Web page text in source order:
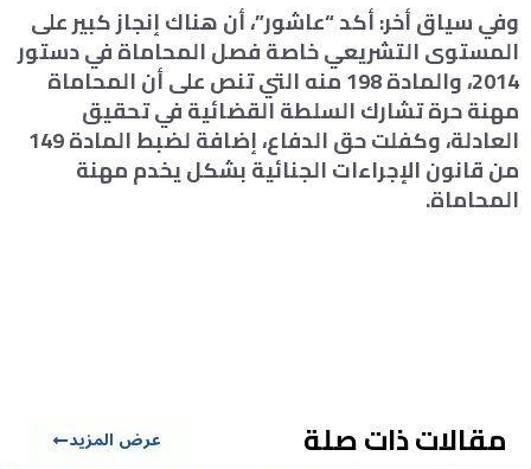
وفي سياق أخر: أكد “عاشور”، أن هناك إنجاز كبير على
المستوى التشريعي خاصة فصل المحاماة في دستور
2014، والمادة 198 منه التي تنص على أن المحاماة
مهنة حرة تشارك السلطة القضائية في تحقيق
العادلة، وكفلت حق الدفاع، إضافة لضبط المادة 149
من قانون الإجراءات الجنائية بشكل يخدم مهنة
المحاماة.
مقالات ذات صلة عرض المزيد